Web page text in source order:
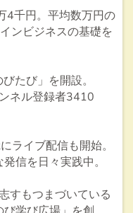
4千円。平均数万円の
ンビジネスの基礎を
たび」を開設。
ネル登録者3410
ライブ配信も開始。
信を日々実践中。
すもつまづいている